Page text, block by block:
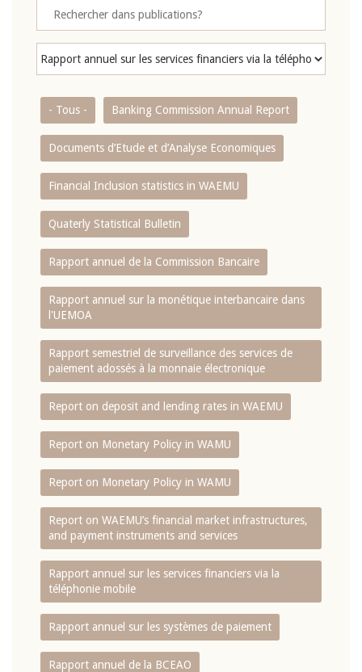
- Tous - Banking Commission Annual Report
Documents d’Etude et d’Analyse Economiques
Financial Inclusion statistics in WAEMU
Quaterly Statistical Bulletin
Rapport annuel de la Commission Bancaire
Rapport annuel sur la monétique interbancaire dans
l'UEMOA
Rapport semestriel de surveillance des services de
paiement adossés à la monnaie électronique
Report on deposit and lending rates in WAEMU
Report on Monetary Policy in WAMU
Report on Monetary Policy in WAMU
Report on WAEMU’s financial market infrastructures,
and payment instruments and services
Rapport annuel sur les services financiers via la
téléphonie mobile
Rapport annuel sur les systèmes de paiement
Rapport annuel de la BCEAO